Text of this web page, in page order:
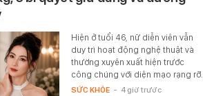
Hiện ở tuổi 46, nữ diễn viên vẫn
duy trì hoạt động nghệ thuật và
thường xuyên xuất hiện trước
công chúng với diện mạo rạng rỡ.
SỨC KHỎE - 4 giờ trước